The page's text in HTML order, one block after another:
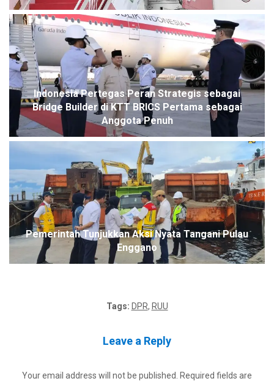
Indonesia Pertegas Peran Strategis sebagai
Bridge Builder di KTT BRICS Pertama sebagai
Anggota Penuh
Pemerintah Tunjukkan Aksi Nyata Tangani Pulau
Enggano
Tags: DPR, RUU
Leave a Reply
Your email address will not be published.
Required fields are